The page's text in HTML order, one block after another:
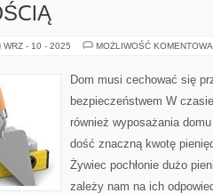
WRZ - 10 - 2025 MOŻLIWOŚĆ
Dom musi cechować się
bezpieczeństwem W
również wyposażania
dość znaczną kwotę
Żywiec pochłonie dużo
zależy nam na ich